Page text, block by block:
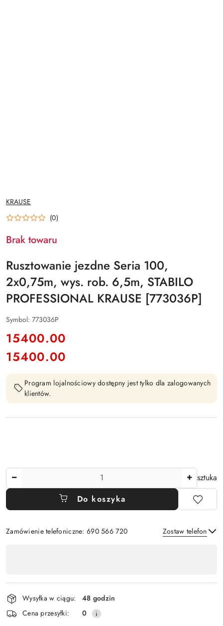
NAZWA
PRODUCENTA:
KRAUSE
(0)
Brak towaru
Rusztowanie jezdne Seria 100,
2x0,75m, wys. rob. 6,5m, STABILO
PROFESSIONAL KRAUSE [773036P]
Symbol: 773036P
cena:
15400.00
Cena:
15400.00
Program lojalnościowy dostępny jest tylko dla zalogowanych
klientów.
sztuka
Do koszyka
Zamówienie telefoniczne: 690 566 720 Zostaw telefon
płatność
i
dostawa
Wysyłka w ciągu:
48 godzin
Cena przesyłki:
0